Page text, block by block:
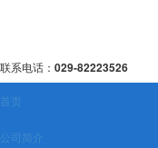
联系电话： 029-82223526
首页
公司简介